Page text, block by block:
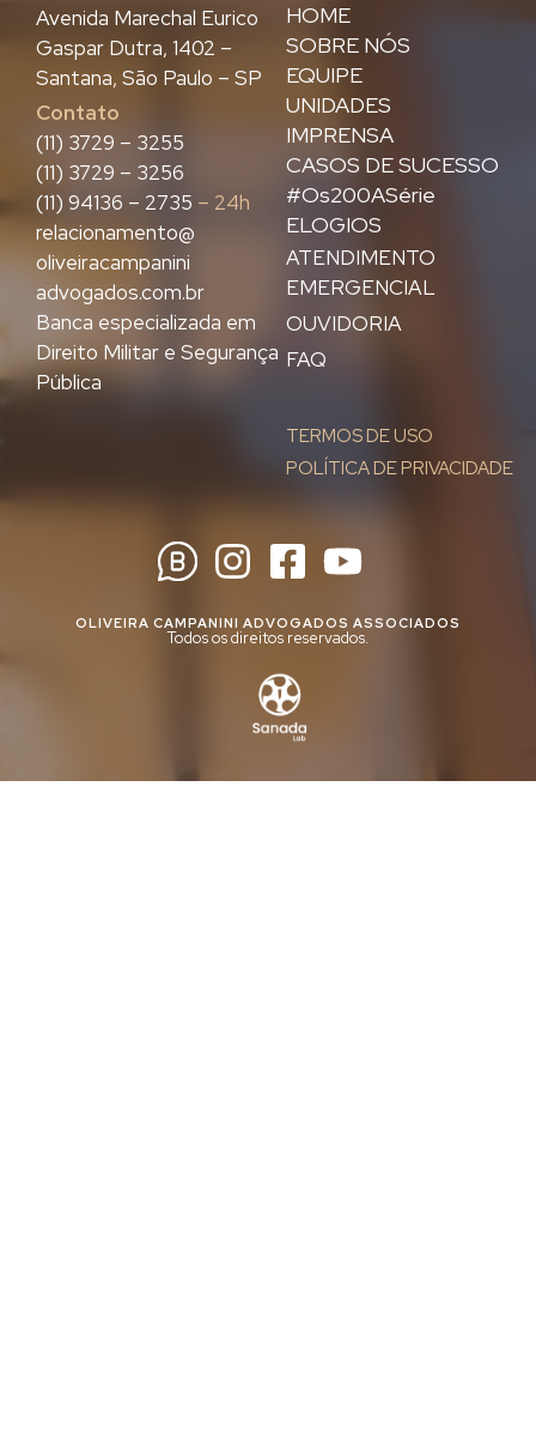
HOME
SOBRE NÓS
EQUIPE
UNIDADES
IMPRENSA
CASOS DE SUCESSO
#Os200ASérie
ELOGIOS
ATENDIMENTO
EMERGENCIAL
OUVIDORIA
FAQ
TERMOS DE USO
POLÍTICA DE PRIVACIDADE
Avenida Marechal Eurico
Gaspar Dutra, 1402 –
Santana, São Paulo – SP
Contato
(11) 3729 – 3255
(11) 3729 – 3256
(11) 94136 – 2735 – 24h
relacionamento@
oliveiracampanini
advogados.com.br
Banca especializada em
Direito Militar e Segurança
Pública
OLIVEIRA CAMPANINI ADVOGADOS ASSOCIADOS
Todos os direitos reservados.